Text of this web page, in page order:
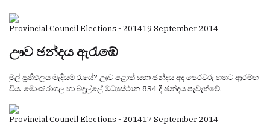
Provincial Council Elections - 201419 September 2014
ඌව ඡන්දය ඇරැඹේ
මුල් ප්‍රතිඵලය මැදියම් රැයේ? ඌව පළාත් සභා ඡන්දය අද පෙරවරු හතට ආරම්භ
විය. මොණරාගල හා බදුල්ලේ මධ්‍යස්ථාන 834 දී ඡන්දය පැවැත්වේ.
Provincial Council Elections - 201417 September 2014